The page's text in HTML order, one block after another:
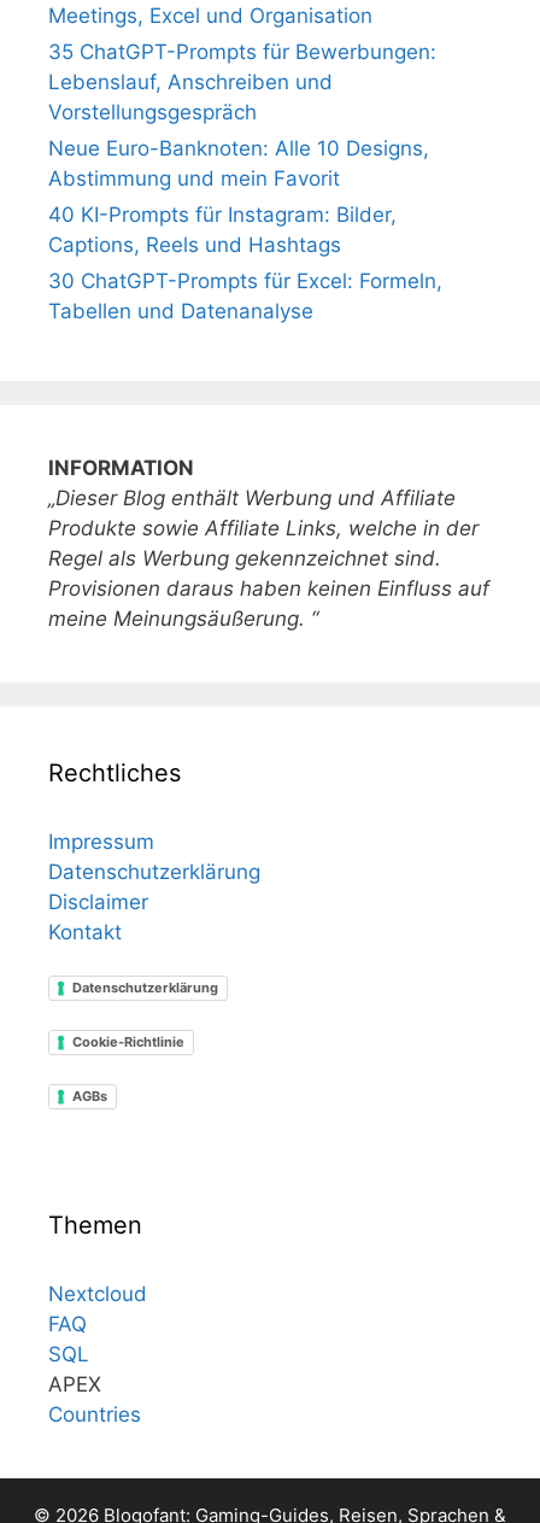
Meetings, Excel und Organisation
35 ChatGPT-Prompts für Bewerbungen:
Lebenslauf, Anschreiben und
Vorstellungsgespräch
Neue Euro-Banknoten: Alle 10 Designs,
Abstimmung und mein Favorit
40 KI-Prompts für Instagram: Bilder,
Captions, Reels und Hashtags
30 ChatGPT-Prompts für Excel: Formeln,
Tabellen und Datenanalyse
INFORMATION
„Dieser Blog enthält Werbung und Affiliate
Produkte sowie Affiliate Links, welche in der
Regel als Werbung gekennzeichnet sind.
Provisionen daraus haben keinen Einfluss auf
meine Meinungsäußerung. “
Rechtliches
Impressum
Datenschutzerklärung
Disclaimer
Kontakt
Datenschutzerklärung
Cookie-Richtlinie
AGBs
Themen
Nextcloud
FAQ
SQL
APEX
Countries
© 2026 Blogofant: Gaming-Guides, Reisen, Sprachen &